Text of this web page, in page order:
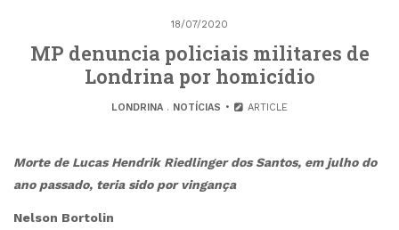
18/07/2020
MP denuncia policiais militares de
Londrina por homicídio
LONDRINA. NOTÍCIAS ARTICLE
Morte de Lucas Hendrik Riedlinger dos Santos, em julho do
ano passado, teria sido por vingança
Nelson Bortolin